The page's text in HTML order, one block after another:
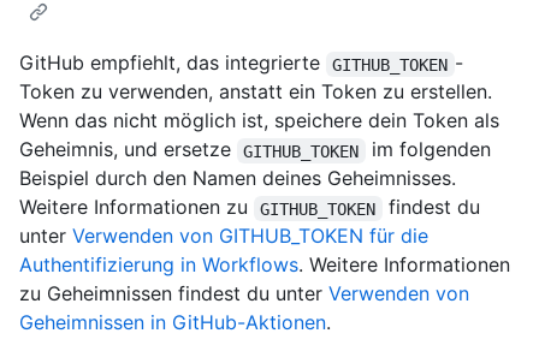
GitHub empfiehlt, das integrierte GITHUB_TOKEN -
Token zu verwenden, anstatt ein Token zu erstellen.
Wenn das nicht möglich ist, speichere dein Token als
Geheimnis, und ersetze
GITHUB_TOKEN
im folgenden
Beispiel durch den Namen deines Geheimnisses.
Weitere Informationen zu
GITHUB_TOKEN
findest du
unter Verwenden von GITHUB_TOKEN für die
Authentifizierung in Workflows. Weitere Informationen
zu Geheimnissen findest du unter Verwenden von
Geheimnissen in GitHub-Aktionen.